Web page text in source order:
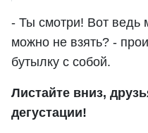
- Ты смотри! Вот ведь
можно не взять? -
бутылку с собой.
Листайте вниз,
дегустации!